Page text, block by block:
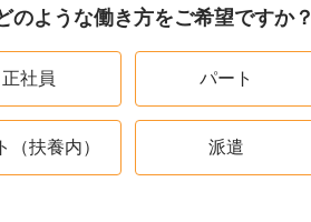
のような働き方をご希望ですか？
正社員 パート
（扶養内） 派遣